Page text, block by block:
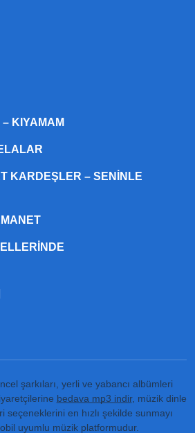
KIYAMAM
KARDEŞLER – SENINLE
şarkıları, yerli ve yabancı albümleri
bedava mp3 indir, müzik dinle
seçeneklerini en hızlı şekilde sunmayı
uyumlu müzik platformudur.